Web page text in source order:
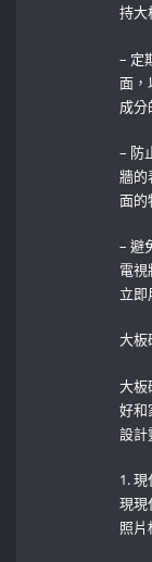
持大
– 定
面，
成分
– 防
牆的
面的
– 避
電視
立即
大板
大板
好和
設計
1.
現現
照片